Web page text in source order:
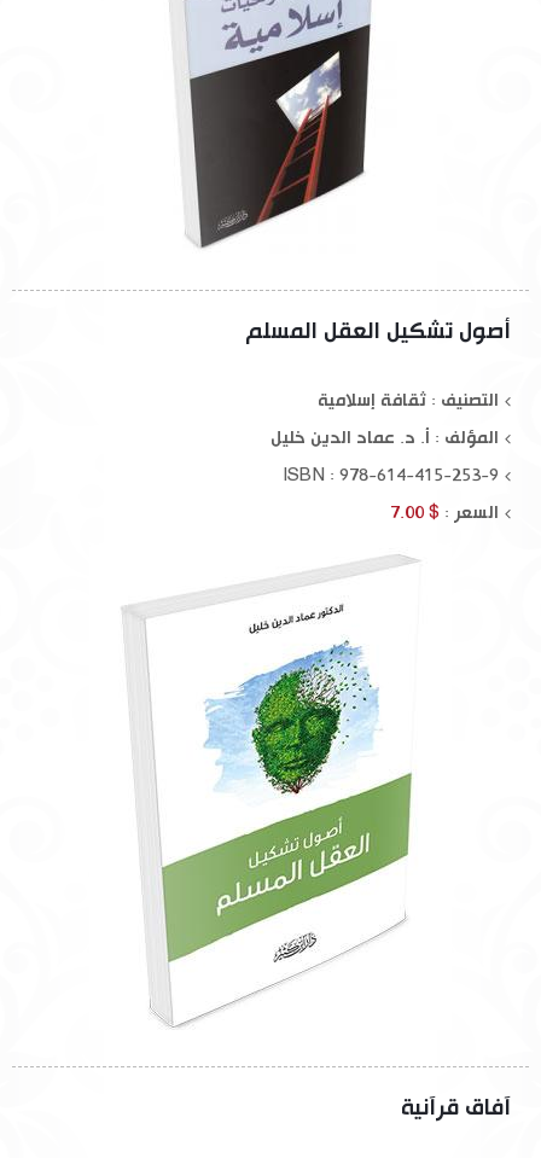
أصول تشكيل العقل المسلم
التصنيف : ثقافة إسلامية
المؤلف : أ. د. عماد الدين خليل
ISBN : 978-614-415-253-9
السعر : $ 7.00
آفاق قرآنية